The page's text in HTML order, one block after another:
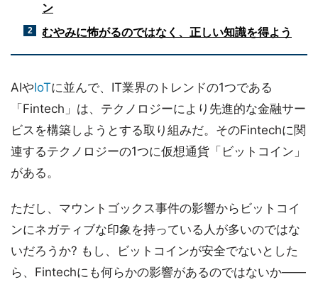
ン
2 むやみに怖がるのではなく、正しい知識を得よう
AIやIoTに並んで、IT業界のトレンドの1つである
「Fintech」は、テクノロジーにより先進的な金融サー
ビスを構築しようとする取り組みだ。そのFintechに関
連するテクノロジーの1つに仮想通貨「ビットコイン」
がある。
ただし、マウントゴックス事件の影響からビットコイ
ンにネガティブな印象を持っている人が多いのではな
いだろうか? もし、ビットコインが安全でないとした
ら、Fintechにも何らかの影響があるのではないか――